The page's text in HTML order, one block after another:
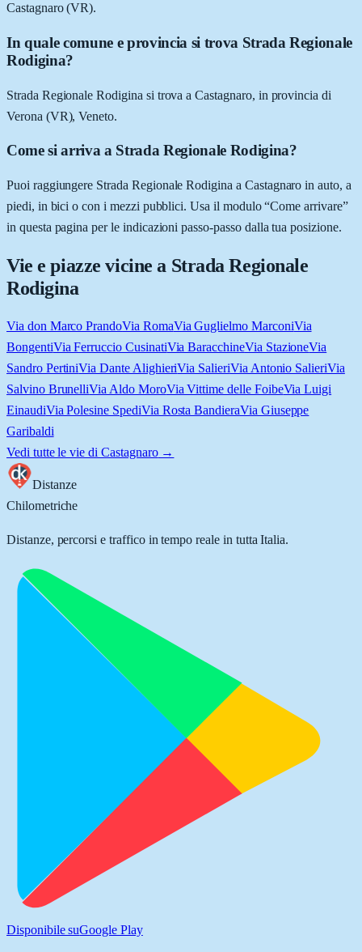
Castagnaro (VR).
In quale comune e provincia si trova Strada Regionale
Rodigina?
Strada Regionale Rodigina si trova a Castagnaro, in provincia di
Verona (VR), Veneto.
Come si arriva a Strada Regionale Rodigina?
Puoi raggiungere Strada Regionale Rodigina a Castagnaro in auto, a
piedi, in bici o con i mezzi pubblici. Usa il modulo “Come arrivare”
in questa pagina per le indicazioni passo-passo dalla tua posizione.
Vie e piazze vicine a Strada Regionale
Rodigina
Via don Marco PrandoVia RomaVia Guglielmo MarconiVia
BongentiVia Ferruccio CusinatiVia BaracchineVia StazioneVia
Sandro PertiniVia Dante AlighieriVia SalieriVia Antonio SalieriVia
Salvino BrunelliVia Aldo MoroVia Vittime delle FoibeVia Luigi
EinaudiVia Polesine SpediVia Rosta BandieraVia Giuseppe
Garibaldi
Vedi tutte le vie di Castagnaro→
Distanze
Chilometriche
Distanze, percorsi e traffico in tempo reale in tutta Italia.
Disponibile suGoogle Play